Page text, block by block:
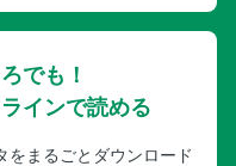
でも！
インで読める
をまるごとダウンロード